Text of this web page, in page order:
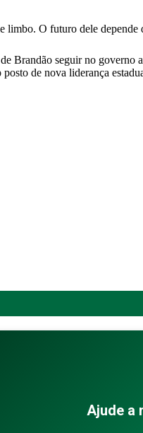
limbo. O futuro dele
Brandão seguir no governo
de nova liderança
Ajude a